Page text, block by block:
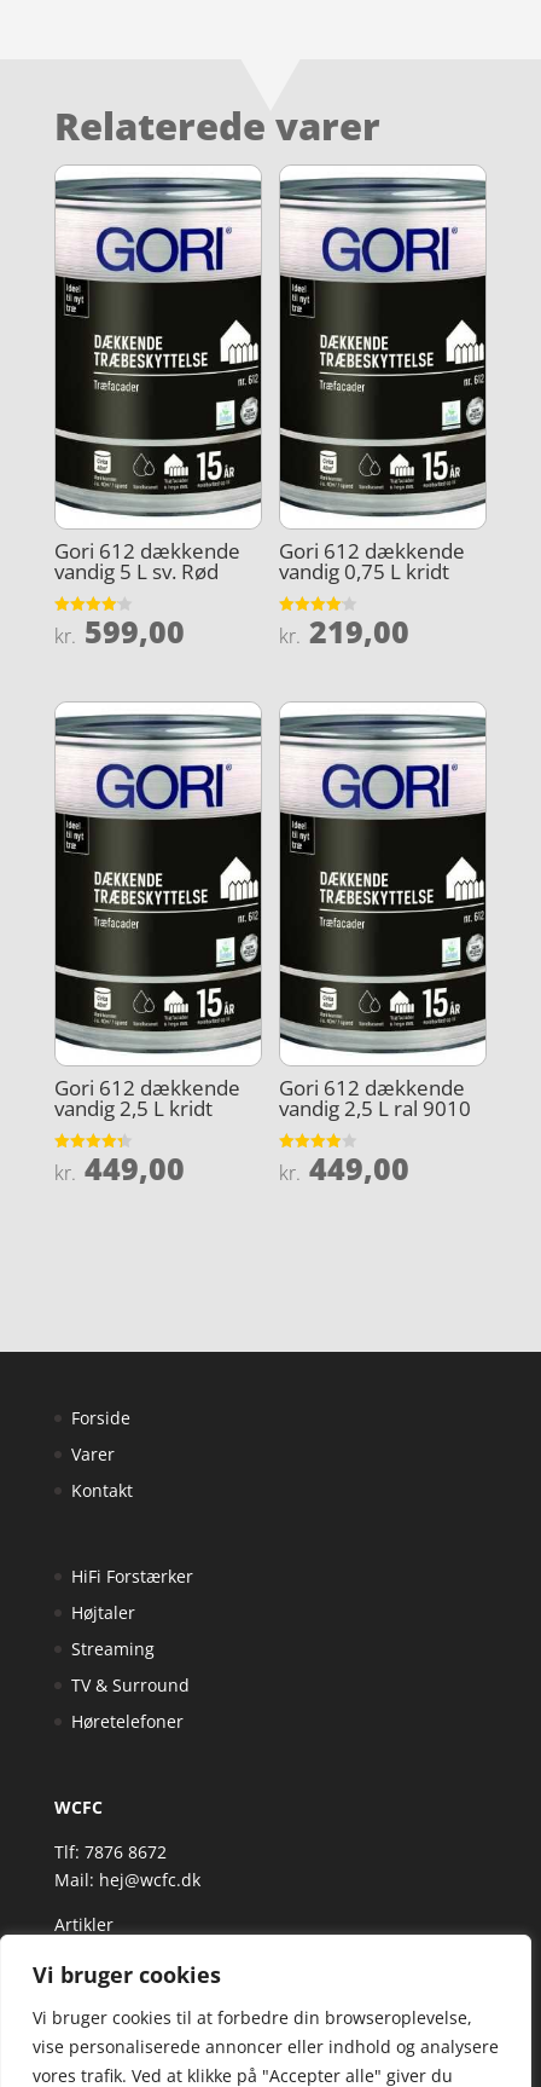
Vi bruger cookies
Vi bruger cookies til at forbedre din browseroplevelse,
vise personaliserede annoncer eller indhold og analysere
vores trafik. Ved at klikke på "Accepter alle" giver du
Relaterede varer
Gori 612 dækkende
vandig 5 L sv. Rød
Vurderet
4.1
kr. 599,00
Gori 612 dækkende
vandig 0,75 L kridt
Vurderet
4.1
kr. 219,00
Gori 612 dækkende
vandig 2,5 L kridt
Vurderet
4.3
kr. 449,00
Gori 612 dækkende
vandig 2,5 L ral 9010
Vurderet
3.9
kr. 449,00
Forside
Varer
Kontakt
HiFi Forstærker
Højtaler
Streaming
TV & Surround
Høretelefoner
WCFC
Tlf: 7876 8672
Mail: hej@wcfc.dk
Artikler